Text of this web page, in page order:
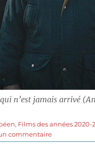
n’est jamais arrivé
, Films des années 2020-
commentairesur
Ce